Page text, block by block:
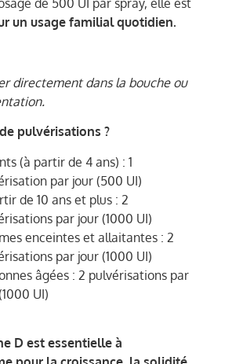
un usage familial quotidien.
directement dans la bouche ou
pulvérisations ?
(à partir de 4 ans) : 1
par jour (500 UI)
de 10 ans et plus : 2
par jour (1000 UI)
enceintes et allaitantes : 2
par jour (1000 UI)
âgées : 2 pulvérisations par
UI)
D est essentielle à